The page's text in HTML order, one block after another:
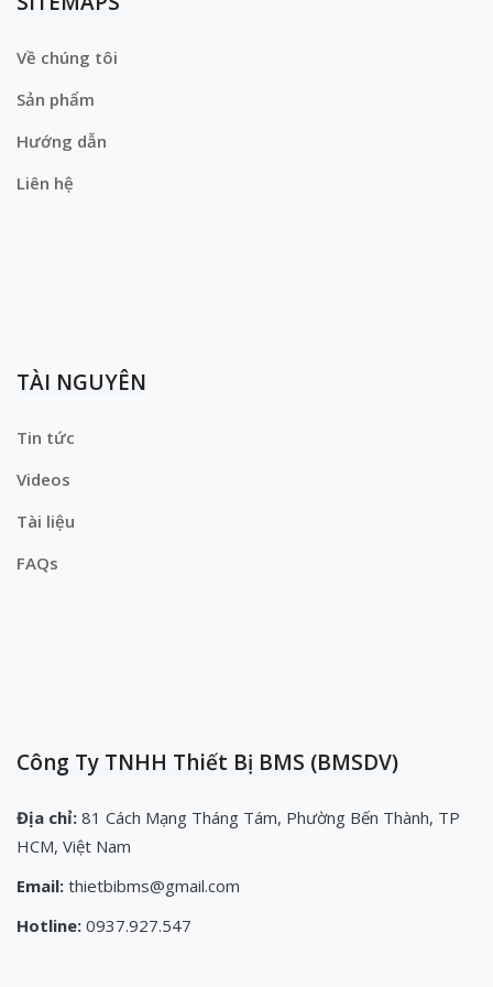
Về chúng tôi
Sản phẩm
Hướng dẫn
Liên hệ
TÀI NGUYÊN
Tin tức
Videos
Tài liệu
FAQs
Công Ty TNHH Thiết Bị BMS (BMSDV)
Địa chỉ: 81 Cách Mạng Tháng Tám, Phường Bến Thành, TP
HCM, Việt Nam
Email: thietbibms@gmail.com
Hotline: 0937.927.547